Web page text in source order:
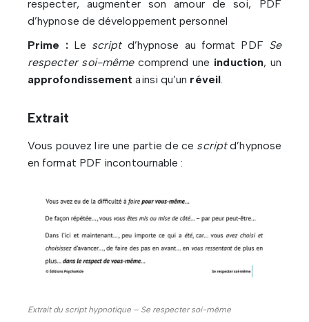
respecter, augmenter son amour de soi, PDF
d’hypnose de développement personnel
Prime :Le scriptd’hypnose au format PDF Se
respecter soi-mêmecomprend une induction, un
approfondissement ainsi qu’un réveil.
Extrait
Vous pouvez lire une partie de ce scriptd’hypnose
en format PDF incontournable :
Extrait du script hypnotique – Se respecter soi-même